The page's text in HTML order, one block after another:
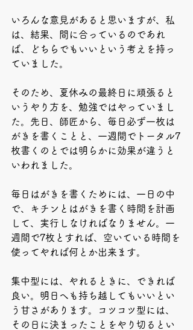
いろんな意見があると思いますが、私
は、結果、間に合っているのであれ
ば、どちらでもいいという考えを持っ
ていました。
そのため、夏休みの最終日に頑張ると
いうやり方を、勉強ではやっていまし
た。先日、師匠から、毎日必ず一枚は
がきを書くことと、一週間でトータル7
枚書くのとでは明らかに効果が違うと
いわれました。
毎日はがきを書くためには、一日の中
で、キチンとはがきを書く時間を計画
して、実行しなければなりません。一
週間で7枚とすれば、空いている時間を
使ってやれば何とか出来ます。
集中型には、やれるときに、できれば
良い。明日へも持ち越してもいいとい
う甘さがあります。コツコツ型には、
その日に決まったことをやり切るとい